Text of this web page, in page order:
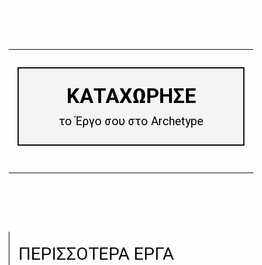
​ΚΑΤΑΧΩΡΗΣΕ
το Έργο σου στο Archetype
ΠΕΡΙΣΣΟΤΕΡΑ ΕΡΓΑ